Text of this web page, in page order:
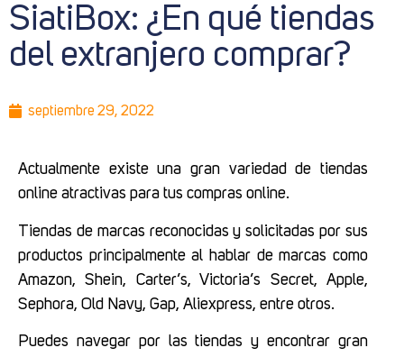
SiatiBox: ¿En qué tiendas
del extranjero comprar?
septiembre 29, 2022
Actualmente existe una gran variedad de tiendas
online atractivas para tus compras online.
Tiendas de marcas reconocidas y solicitadas por sus
productos principalmente al hablar de marcas como
Amazon, Shein, Carter’s, Victoria’s Secret, Apple,
Sephora, Old Navy, Gap, Aliexpress, entre otros.
Puedes navegar por las tiendas y encontrar gran